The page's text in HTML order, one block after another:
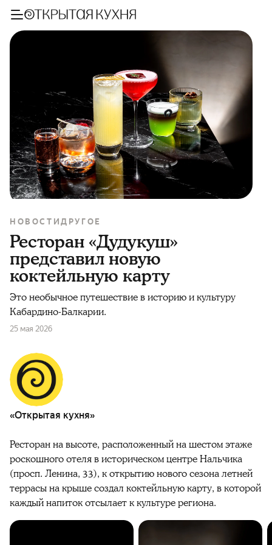
НОВОСТИДРУГОЕ
Ресторан «Дудукуш»
представил новую
коктейльную карту
Это необычное путешествие в историю и культуру
Кабардино-Балкарии.
25 мая 2026
«Открытая кухня»
Ресторан на высоте, расположенный на шестом этаже
роскошного отеля в историческом центре Нальчика
(просп. Ленина, 33), к открытию нового сезона летней
террасы на крыше создал коктейльную карту, в которой
каждый напиток отсылает к культуре региона.